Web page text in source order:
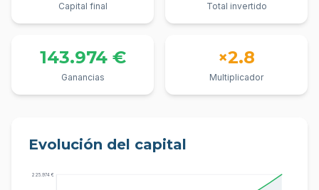
Capital final Total invertido
143.974 €
Ganancias
×2.8
Multiplicador
Evolución del capital
225.974 €